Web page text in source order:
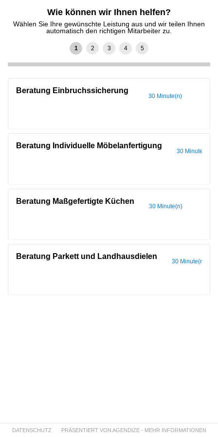
Wie können wir Ihnen helfen?
Wählen Sie Ihre gewünschte Leistung aus und wir teilen Ihnen
automatisch den richtigen Mitarbeiter zu.
Beratung Einbruchssicherung
30 Minute(n)
Beratung Individuelle Möbelanfertigung
30 Minute(n)
Beratung Maßgefertigte Küchen
30 Minute(n)
Beratung Parkett und Landhausdielen
30 Minute(n)
DATENSCHUTZ PRÄSENTIERT VON AGENDIZE - MEHR INFORMATIONEN